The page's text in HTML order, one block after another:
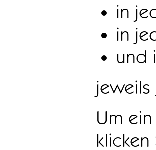
in
in
und
jeweils
Um